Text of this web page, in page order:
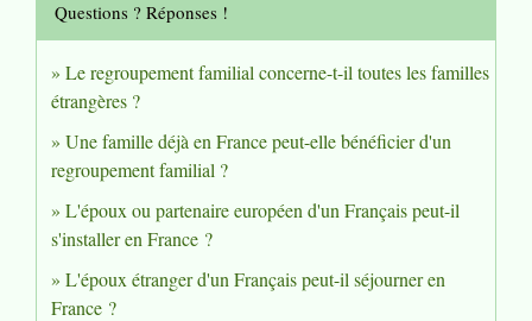
Questions ? Réponses !
Le regroupement familial concerne-t-il toutes les familles
étrangères ?
Une famille déjà en France peut-elle bénéficier d'un
regroupement familial ?
L'époux ou partenaire européen d'un Français peut-il
s'installer en France ?
L'époux étranger d'un Français peut-il séjourner en
France ?